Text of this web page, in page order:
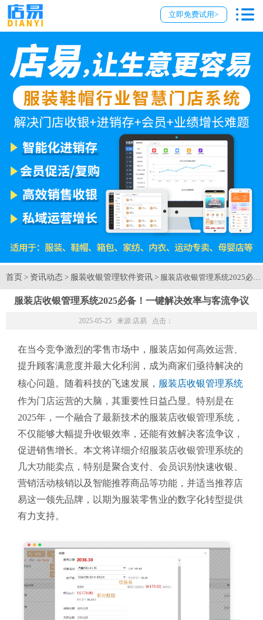
立即免费试用>
首页 > 资讯动态 > 服装收银管理软件资讯 > 服装店收银管理系统2025必
服装店收银管理系统2025必备！一键解决效率与客流争议
2025-05-25 来源:店易 点击：
在当今竞争激烈的零售市场中，服装店如何高效运营、
提升顾客满意度并最大化利润，成为商家们亟待解决的
核心问题。随着科技的飞速发展， 服装店收银管理系统
作为门店运营的大脑，其重要性日益凸显。特别是在
2025年，一个融合了最新技术的服装店收银管理系统，
不仅能够大幅提升收银效率，还能有效解决客流争议，
促进销售增长。本文将详细介绍服装店收银管理系统的
几大功能卖点，特别是聚合支付、会员识别快速收银、
营销活动核销以及智能推荐商品等功能，并适当推荐店
易这一领先品牌，以期为服装零售业的数字化转型提供
有力支持。